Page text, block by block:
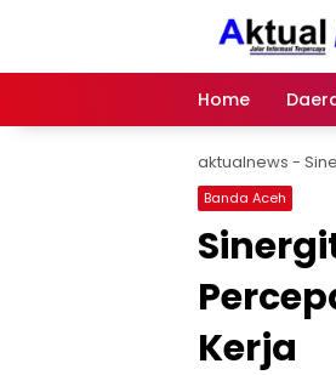
Home
aktualnews -
Banda Aceh
Kerja